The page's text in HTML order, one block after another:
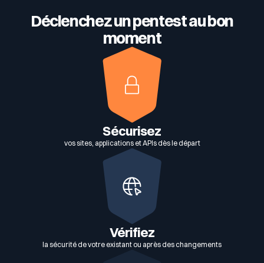
Déclenchez un pentest au bon
moment
Sécurisez
vos sites, applications et APIs dès le départ
Vérifiez
la sécurité de votre existant ou après des changements